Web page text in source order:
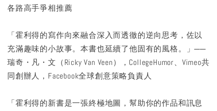
各路高手爭相推薦
「霍利得的寫作向來融合深入而透徹的逆向思考，佐以
充滿趣味的小故事。本書也延續了他固有的風格。」──
瑞奇・凡・文（Ricky Van Veen），CollegeHumor、Vimeo共
同創辦人，Facebook全球創意策略負責人
「霍利得的新書是一張終極地圖，幫助你的作品和訊息